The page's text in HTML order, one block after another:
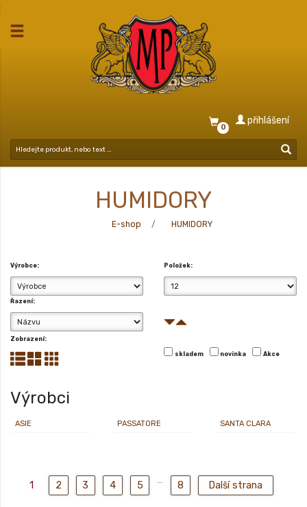
0
přihlášení
HUMIDORY
E-shop HUMIDORY
Výrobce: Položek:
Řazení:
Zobrazení:
skladem novinka Akce
Výrobci
ASIE PASSATORE SANTA CLARA
1 2 3 4 5 ... 8 Další strana